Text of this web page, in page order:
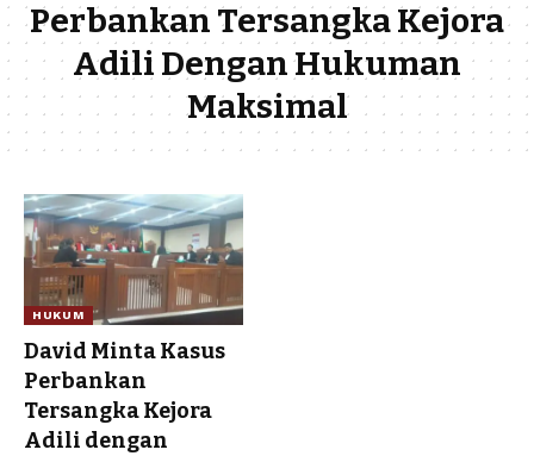
Perbankan Tersangka Kejora
Adili Dengan Hukuman
Maksimal
HUKUM
David Minta Kasus
Perbankan
Tersangka Kejora
Adili dengan